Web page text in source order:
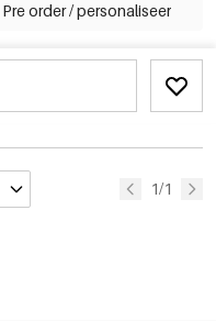
Pre order / personaliseer
1/1